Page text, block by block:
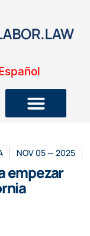
NOV 05 — 2025
empezar